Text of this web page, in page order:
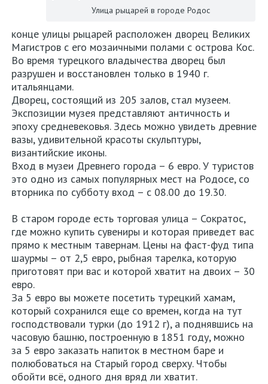
Улица рыцарей в городе Родос
конце улицы рыцарей расположен дворец Великих
Магистров с его мозаичными полами с острова Кос.
Во время турецкого владычества дворец был
разрушен и восстановлен только в 1940 г.
итальянцами.
Дворец, состоящий из 205 залов, стал музеем.
Экспозиции музея представляют античность и
эпоху средневековья. Здесь можно увидеть древние
вазы, удивительной красоты скульптуры,
византийские иконы.
Вход в музеи Древнего города – 6 евро. У туристов
это одно из самых популярных мест на Родосе, со
вторника по субботу вход – с 08.00 до 19.30.
В старом городе есть торговая улица – Сократос,
где можно купить сувениры и которая приведет вас
прямо к местным тавернам. Цены на фаст-фуд типа
шаурмы – от 2,5 евро, рыбная тарелка, которую
приготовят при вас и которой хватит на двоих – 30
евро.
За 5 евро вы можете посетить турецкий хамам,
который сохранился еще со времен, когда на тут
господствовали турки (до 1912 г), а поднявшись на
часовую башню, построенную в 1851 году, можно
за 5 евро заказать напиток в местном баре и
полюбоваться на Старый город сверху. Чтобы
обойти всё, одного дня вряд ли хватит.